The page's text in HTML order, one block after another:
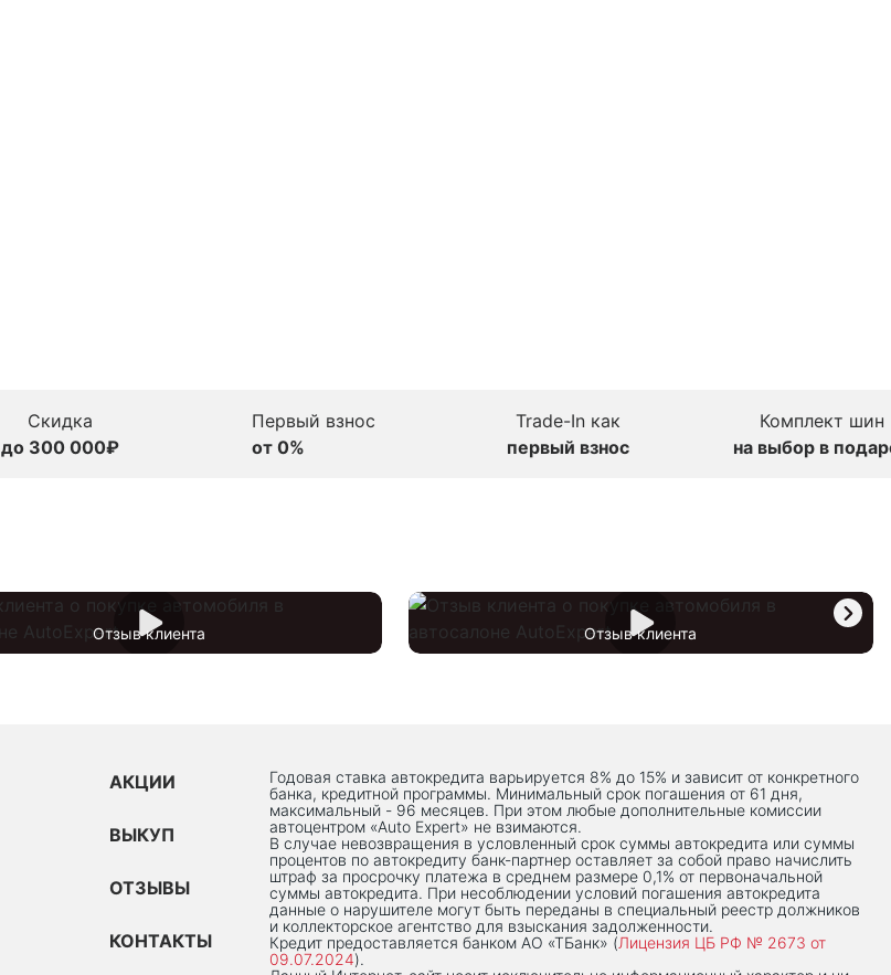
Скидка
до 300 000₽
Первый взнос
от 0%
Trade-In как
первый взнос
Комплект шин
на выбор в
Отзыв клиента Отзыв клиента
АКЦИИ
ВЫКУП
ОТЗЫВЫ
КОНТАКТЫ
Годовая ставка автокредита варьируется 8% до 15% и зависит от конкретного
банка, кредитной программы. Минимальный срок погашения от 61 дня,
максимальный - 96 месяцев. При этом любые дополнительные комиссии
автоцентром «Auto Expert» не взимаются.
В случае невозвращения в условленный срок суммы автокредита или суммы
процентов по автокредиту банк-партнер оставляет за собой право начислить
штраф за просрочку платежа в среднем размере 0,1% от первоначальной
суммы автокредита. При несоблюдении условий погашения автокредита
данные о нарушителе могут быть переданы в специальный реестр должников
и коллекторское агентство для взыскания задолженности.
Кредит предоставляется банком АО «ТБанк» (Лицензия ЦБ РФ № 2673 от
09.07.2024).